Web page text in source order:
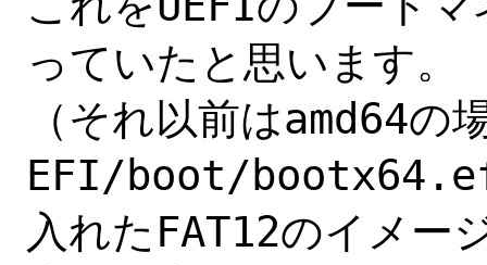
っていたと思います。
（それ以前はamd64
EFI/boot/
入れたFAT12のイメー